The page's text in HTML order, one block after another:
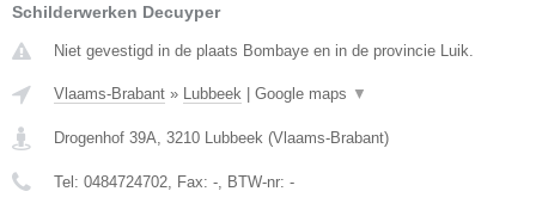
Schilderwerken Decuyper
Niet gevestigd in de plaats Bombaye en in de provincie Luik.
Vlaams-Brabant » Lubbeek | Google maps ▼
Drogenhof 39A 3210 Lubbeek (Vlaams-Brabant)
Tel: 0484724702 , Fax: - , BTW-nr: -